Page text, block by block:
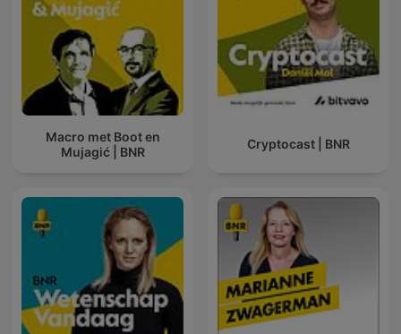
Macro met Boot en
Mujagić | BNR
Cryptocast | BNR